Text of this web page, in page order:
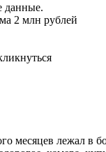
данные.
2 млн рублей
месяцев лежал в